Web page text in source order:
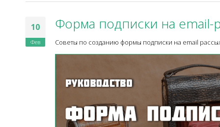
10
Фев
Форма подписки на email-
Советы по созданию формы подписки на email